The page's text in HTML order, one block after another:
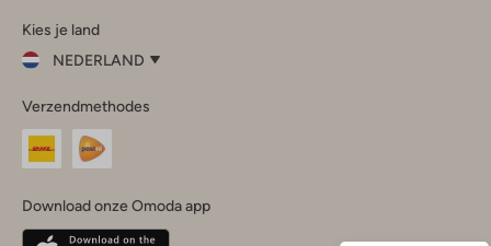
InstagramFacebook
Kies je land
NEDERLAND
je
land
Nederland
Belgique(Français)
Verzendmethodes
Download onze Omoda app